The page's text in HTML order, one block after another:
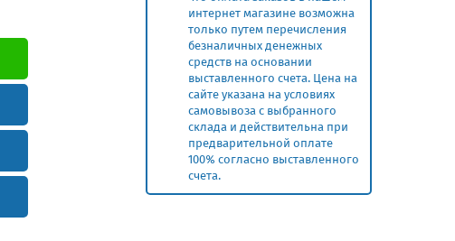
интернет магазине возможна
только путем перечисления
безналичных денежных
средств на основании
выставленного счета. Цена на
сайте указана на условиях
самовывоза с выбранного
склада и действительна при
предварительной оплате
100% согласно выставленного
счета.